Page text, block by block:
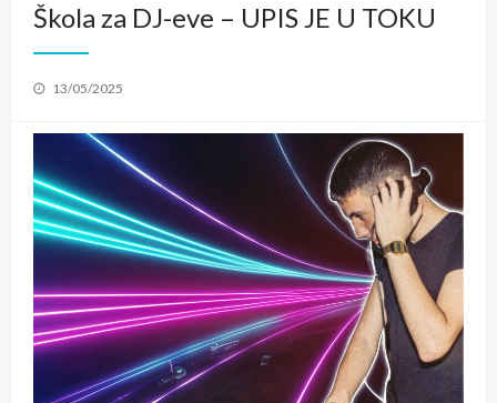
Škola za DJ-eve – UPIS JE U TOKU
Posted
13/05/2025